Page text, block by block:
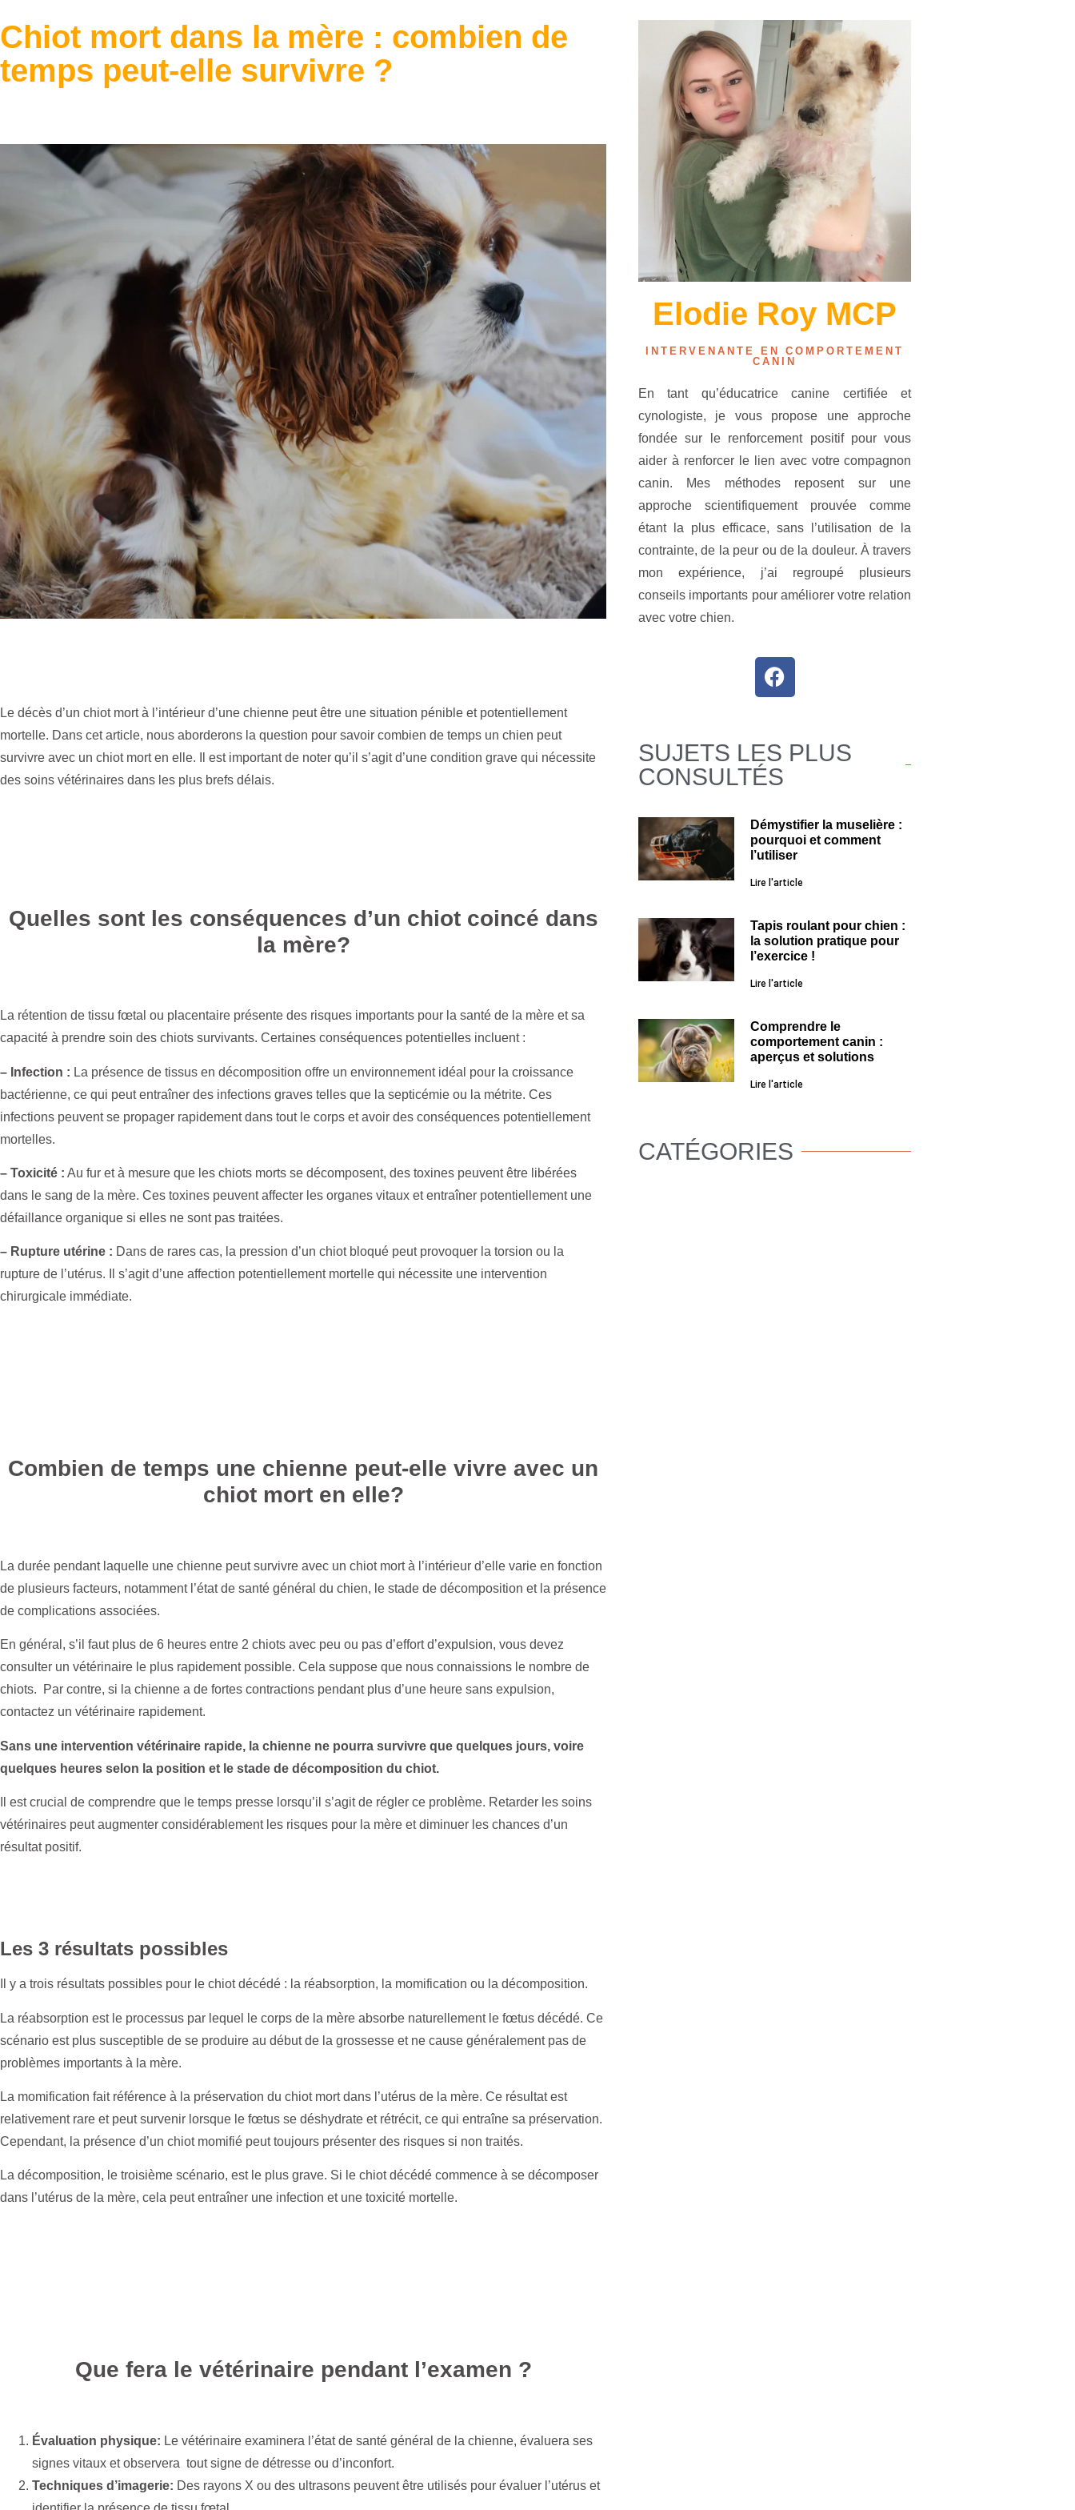
Chiot mort dans la mère : combien de
temps peut-elle survivre ?
Le décès d’un chiot mort à l’intérieur d’une chienne peut être une situation pénible et potentiellement
mortelle. Dans cet article, nous aborderons la question pour savoir combien de temps un chien peut
survivre avec un chiot mort en elle. Il est important de noter qu’il s’agit d’une condition grave qui nécessite
des soins vétérinaires dans les plus brefs délais.
Quelles sont les conséquences d’un chiot coincé dans
la mère?
La rétention de tissu fœtal ou placentaire présente des risques importants pour la santé de la mère et sa
capacité à prendre soin des chiots survivants. Certaines conséquences potentielles incluent :
– Infection : La présence de tissus en décomposition offre un environnement idéal pour la croissance
bactérienne, ce qui peut entraîner des infections graves telles que la septicémie ou la métrite. Ces
infections peuvent se propager rapidement dans tout le corps et avoir des conséquences potentiellement
mortelles.
– Toxicité : Au fur et à mesure que les chiots morts se décomposent, des toxines peuvent être libérées
dans le sang de la mère. Ces toxines peuvent affecter les organes vitaux et entraîner potentiellement une
défaillance organique si elles ne sont pas traitées.
– Rupture utérine : Dans de rares cas, la pression d’un chiot bloqué peut provoquer la torsion ou la
rupture de l’utérus. Il s’agit d’une affection potentiellement mortelle qui nécessite une intervention
chirurgicale immédiate.
Combien de temps une chienne peut-elle vivre avec un
chiot mort en elle?
La durée pendant laquelle une chienne peut survivre avec un chiot mort à l’intérieur d’elle varie en fonction
de plusieurs facteurs, notamment l’état de santé général du chien, le stade de décomposition et la présence
de complications associées.
En général, s’il faut plus de 6 heures entre 2 chiots avec peu ou pas d’effort d’expulsion, vous devez
consulter un vétérinaire le plus rapidement possible. Cela suppose que nous connaissions le nombre de
chiots. Par contre, si la chienne a de fortes contractions pendant plus d’une heure sans expulsion,
contactez un vétérinaire rapidement.
Sans une intervention vétérinaire rapide, la chienne ne pourra survivre que quelques jours, voire
quelques heures selon la position et le stade de décomposition du chiot.
Il est crucial de comprendre que le temps presse lorsqu’il s’agit de régler ce problème. Retarder les soins
vétérinaires peut augmenter considérablement les risques pour la mère et diminuer les chances d’un
résultat positif.
Les 3 résultats possibles
Il y a trois résultats possibles pour le chiot décédé : la réabsorption, la momification ou la décomposition.
La réabsorption est le processus par lequel le corps de la mère absorbe naturellement le fœtus décédé. Ce
scénario est plus susceptible de se produire au début de la grossesse et ne cause généralement pas de
problèmes importants à la mère.
La momification fait référence à la préservation du chiot mort dans l’utérus de la mère. Ce résultat est
relativement rare et peut survenir lorsque le fœtus se déshydrate et rétrécit, ce qui entraîne sa préservation.
Cependant, la présence d’un chiot momifié peut toujours présenter des risques si non traités.
La décomposition, le troisième scénario, est le plus grave. Si le chiot décédé commence à se décomposer
dans l’utérus de la mère, cela peut entraîner une infection et une toxicité mortelle.
Que fera le vétérinaire pendant l’examen ?
Évaluation physique: Le vétérinaire examinera l’état de santé général de la chienne, évaluera ses
signes vitaux et observera tout signe de détresse ou d’inconfort.
Techniques d’imagerie: Des rayons X ou des ultrasons peuvent être utilisés pour évaluer l’utérus et
Elodie Roy MCP
INTERVENANTE EN COMPORTEMENT
CANIN
En tant qu’éducatrice canine certifiée et
cynologiste, je vous propose une approche
fondée sur le renforcement positif pour vous
aider à renforcer le lien avec votre compagnon
canin. Mes méthodes reposent sur une
approche scientifiquement prouvée comme
étant la plus efficace, sans l’utilisation de la
contrainte, de la peur ou de la douleur. À travers
mon expérience, j’ai regroupé plusieurs
conseils importants pour améliorer votre relation
avec votre chien.
SUJETS LES PLUS
CONSULTÉS
Démystifier la muselière :
pourquoi et comment
l’utiliser
Lire l'article
Tapis roulant pour chien :
la solution pratique pour
l’exercice !
Lire l'article
Comprendre le
comportement canin :
aperçus et solutions
Lire l'article
CATÉGORIES